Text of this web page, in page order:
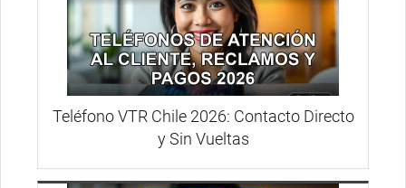
Teléfono VTR Chile 2026: Contacto Directo
y Sin Vueltas